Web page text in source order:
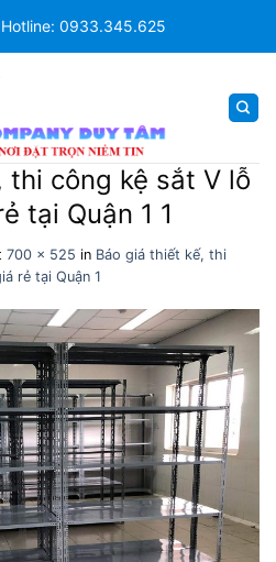
Hotline: 0933.345.625
thi công kệ sắt V lỗ
tại Quận 1 1
700 × 525 in Báo giá thiết kế, thi
rẻ tại Quận 1